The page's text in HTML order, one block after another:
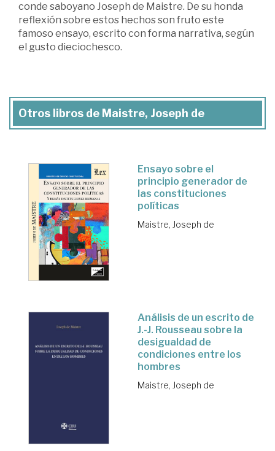
conde saboyano Joseph de Maistre. De su honda
reflexión sobre estos hechos son fruto este
famoso ensayo, escrito con forma narrativa, según
el gusto dieciochesco.
Otros libros de Maistre, Joseph de
Ensayo sobre el
principio generador de
las constituciones
políticas
Maistre, Joseph de
Análisis de un escrito de
J.-J. Rousseau sobre la
desigualdad de
condiciones entre los
hombres
Maistre, Joseph de